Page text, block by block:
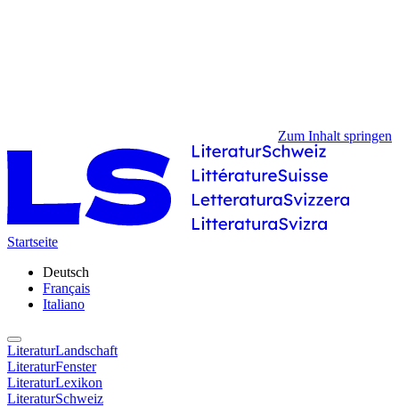
Zum Inhalt springen
Startseite
Deutsch
Français
Italiano
LiteraturLandschaft
LiteraturFenster
LiteraturLexikon
LiteraturSchweiz